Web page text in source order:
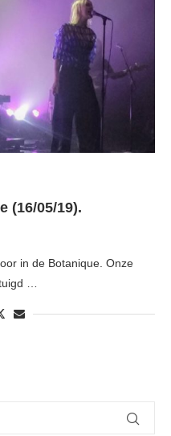
(16/05/19).
in de Botanique. Onze
…